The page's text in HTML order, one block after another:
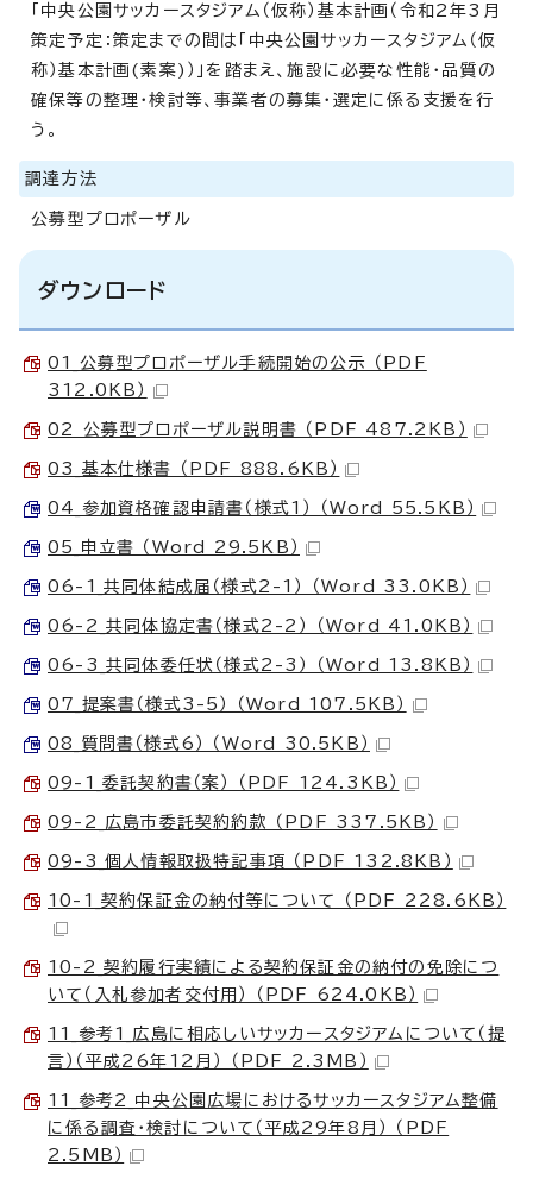
「中央公園サッカースタジアム（仮称）基本計画（令和2年3月
策定予定：策定までの間は「中央公園サッカースタジアム（仮
称）基本計画(素案)）」を踏まえ、施設に必要な性能・品質の
確保等の整理・検討等、事業者の募集・選定に係る支援を行
う。
調達方法
公募型プロポーザル
ダウンロード
01_公募型プロポーザル手続開始の公示 （PDF
312.0KB）
02 公募型プロポーザル説明書 （PDF 487.2KB）
03_基本仕様書 （PDF 888.6KB）
04_参加資格確認申請書（様式1） （Word 55.5KB）
05_申立書 （Word 29.5KB）
06-1_共同体結成届（様式2-1） （Word 33.0KB）
06-2_共同体協定書（様式2-2） （Word 41.0KB）
06-3_共同体委任状（様式2-3） （Word 13.8KB）
07_提案書（様式3-5） （Word 107.5KB）
08_質問書（様式6） （Word 30.5KB）
09-1_委託契約書（案） （PDF 124.3KB）
09-2_広島市委託契約約款 （PDF 337.5KB）
09-3_個人情報取扱特記事項 （PDF 132.8KB）
10-1_契約保証金の納付等について （PDF 228.6KB）
10-2_契約履行実績による契約保証金の納付の免除につ
いて（入札参加者交付用） （PDF 624.0KB）
11_参考1_広島に相応しいサッカースタジアムについて（提
言）（平成26年12月） （PDF 2.3MB）
11_参考2_中央公園広場におけるサッカースタジアム整備
に係る調査・検討について（平成29年8月） （PDF
2.5MB）